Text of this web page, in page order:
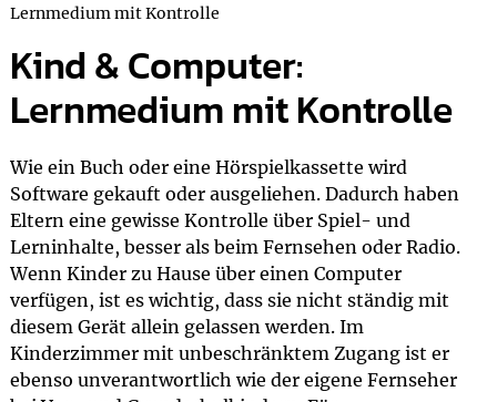
Lernmedium mit Kontrolle
Kind & Computer:
Lernmedium mit Kontrolle
Wie ein Buch oder eine Hörspielkassette wird
Software gekauft oder ausgeliehen. Dadurch haben
Eltern eine gewisse Kontrolle über Spiel- und
Lerninhalte, besser als beim Fernsehen oder Radio.
Wenn Kinder zu Hause über einen Computer
verfügen, ist es wichtig, dass sie nicht ständig mit
diesem Gerät allein gelassen werden. Im
Kinderzimmer mit unbeschränktem Zugang ist er
ebenso unverantwortlich wie der eigene Fernseher